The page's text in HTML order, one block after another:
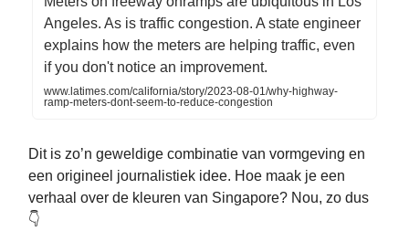
Angeles. As is traffic congestion. A state engineer
explains how the meters are helping traffic, even
if you don't notice an improvement.
www.latimes.com/california/story/2023-08-01/why-highway-
ramp-meters-dont-seem-to-reduce-congestion
Dit is zo’n geweldige combinatie van vormgeving en
een origineel journalistiek idee. Hoe maak je een
verhaal over de kleuren van Singapore? Nou, zo dus
👇